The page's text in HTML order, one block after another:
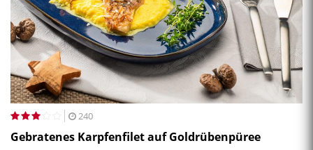
240
Gebratenes Karpfenfilet auf Goldrübenpüree